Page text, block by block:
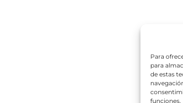
Para
para
de estas
funciones.